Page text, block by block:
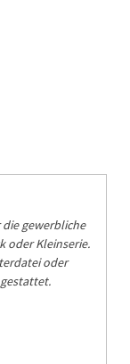
gewerbliche
oder Kleinserie.
oder